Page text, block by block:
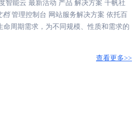
智能云 最新活动 产品 解决方案 千帆社
档管理控制台 网站服务解决方案 依托百
周期需求，为不同规模、性质和需求的
查看更多>>